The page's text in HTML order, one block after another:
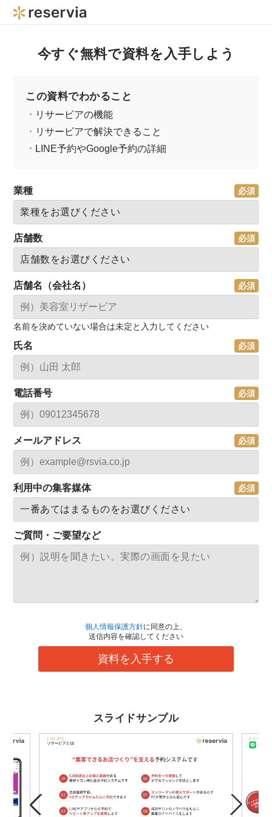
今すぐ無料で資料を入手しよう
この資料でわかること
・ リサービアの機能
・ リサービアで解決できること
・ LINE予約やGoogle予約の詳細
業種
店舗数
店舗名（会社名）
名前を決めていない場合は未定と入力してください
氏名
電話番号
メールアドレス
利用中の集客媒体
ご質問・ご要望など
個人情報保護方針に同意の上、
送信内容を確認してください
資料を入手する
スライドサンプル